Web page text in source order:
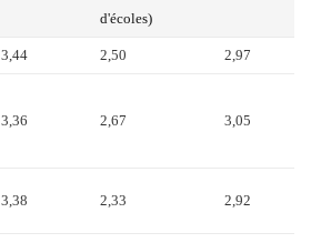
d'écoles)
3,44 2,50 2,97
3,36 2,67 3,05
3,38 2,33 2,92